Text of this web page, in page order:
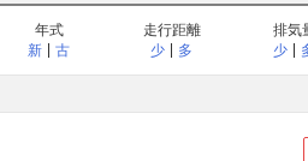
年式
新
古
走行距離
少
多
排気
少